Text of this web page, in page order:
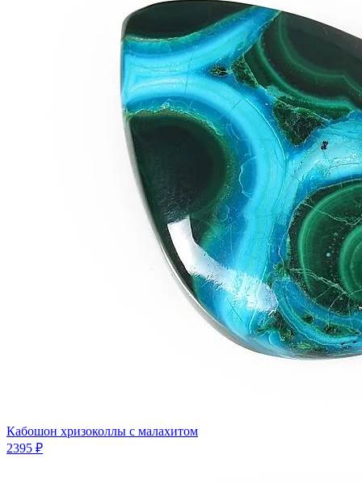
Кабошон хризоколлы с малахитом
2395 ₽